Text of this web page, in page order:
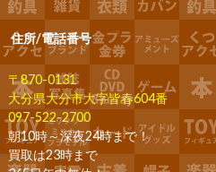
住所/電話番号
〒870-0131
大分県大分市大字皆春604番
097-522-2700
朝10時～深夜24時まで！
買取は23時まで